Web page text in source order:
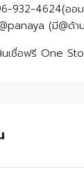
932-4624(ออ
(มี@ด้า
นเชื่อฟรี One